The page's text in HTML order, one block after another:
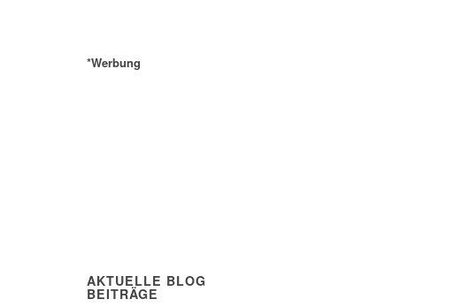
*Werbung
AKTUELLE BLOG
BEITRÄGE